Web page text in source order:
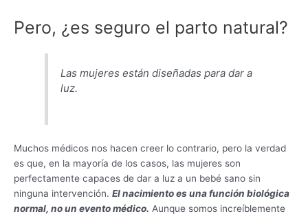
Pero, ¿es seguro el parto natural?
Las mujeres están diseñadas para dar a
luz.
Muchos médicos nos hacen creer lo contrario, pero la verdad
es que, en la mayoría de los casos, las mujeres son
perfectamente capaces de dar a luz a un bebé sano sin
ninguna intervención. El nacimiento es una función biológica
normal, no un evento médico. Aunque somos increíblemente